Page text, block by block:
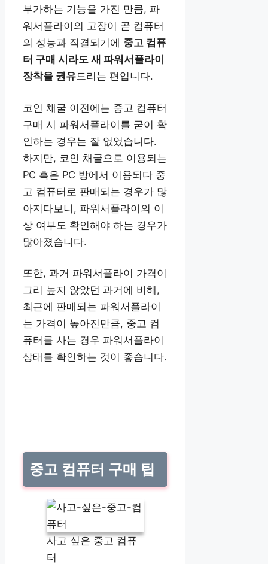
부가하는 기능을 가진 만큼, 파
워서플라이의 고장이 곧 컴퓨터
의 성능과 직결되기에 중고 컴퓨
터 구매 시라도 새 파워서플라이
장착을 권유드리는 편입니다.
코인 채굴 이전에는 중고 컴퓨터
구매 시 파워서플라이를 굳이 확
인하는 경우는 잘 없었습니다.
하지만, 코인 채굴으로 이용되는
PC 혹은 PC 방에서 이용되다 중
고 컴퓨터로 판매되는 경우가 많
아지다보니, 파워서플라이의 이
상 여부도 확인해야 하는 경우가
많아졌습니다.
또한, 과거 파워서플라이 가격이
그리 높지 않았던 과거에 비해,
최근에 판매되는 파워서플라이
는 가격이 높아진만큼, 중고 컴
퓨터를 사는 경우 파워서플라이
상태를 확인하는 것이 좋습니다.
중고 컴퓨터 구매 팁
사고 싶은 중고 컴퓨
터